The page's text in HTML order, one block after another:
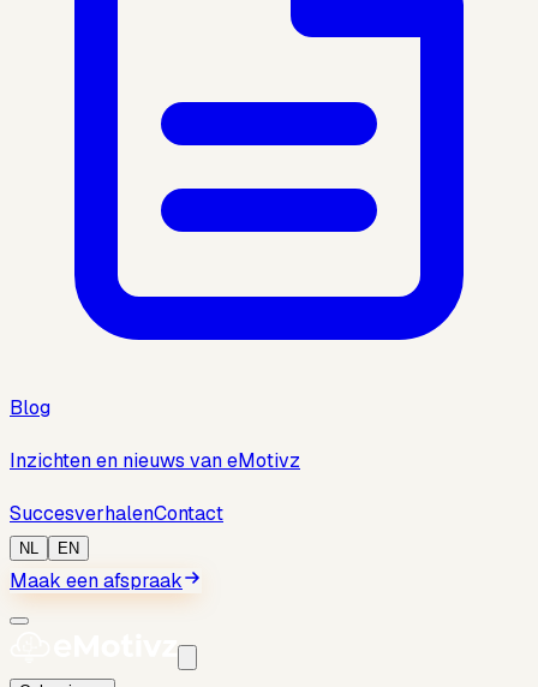
Blog
Inzichten en nieuws van eMotivz
SuccesverhalenContact
NL EN
Maak een afspraak